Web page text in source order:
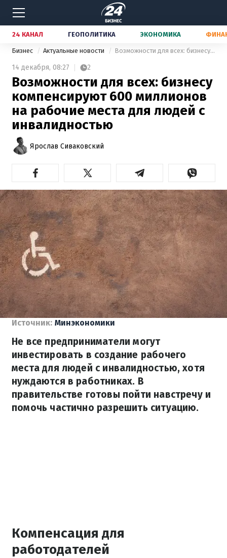
24 КАНАЛ ГЕОПОЛИТИКА ЭКОНОМИКА
Бизнес Актуальные новости Возможности для всех: бизнесу компенсируют 600 миллионов на рабочие места для людей с инвалидностью
14 декабря, 08:27 2
Возможности для всех: бизнесу
компенсируют 600 миллионов
на рабочие места для людей с
инвалидностью
Ярослав Сиваковский
Источник: Минэкономики
Не все предприниматели могут
инвестировать в создание рабочего
места для людей с инвалидностью, хотя
нуждаются в работниках. В
правительстве готовы пойти навстречу и
помочь частично разрешить ситуацию.
Компенсация для
работодателей